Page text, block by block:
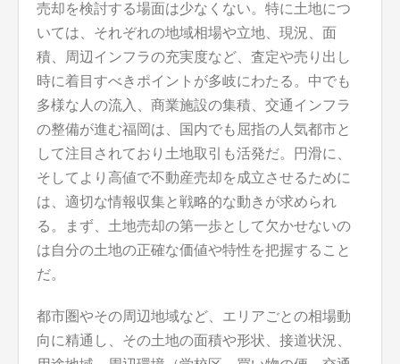
売却を検討する場面は少なくない。 特に土地につ
いては、それぞれの地域相場や立地、現況、面
積、周辺インフラの充実度など、査定や売り出し
時に着目すべきポイントが多岐にわたる。中でも
多様な人の流入、商業施設の集積、交通インフラ
の整備が進む福岡は、国内でも屈指の人気都市と
して注目されており土地取引も活発だ。円滑に、
そしてより高値で不動産売却を成立させるために
は、適切な情報収集と戦略的な動きが求められ
る。まず、土地売却の第一歩として欠かせないの
は自分の土地の正確な価値や特性を把握すること
だ。
都市圏やその周辺地域など、エリアごとの相場動
向に精通し、その土地の面積や形状、接道状況、